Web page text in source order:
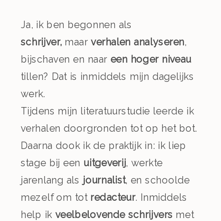
Ja, ik ben begonnen als
schrijver, maarverhalen analyseren,
bijschaven en naar een hoger niveau
tillen? Dat is inmiddels mijn dagelijks
werk.
Tijdens mijn literatuurstudie leerde ik
verhalen doorgronden tot op het bot.
Daarna dook ik de praktijk in: ik liep
stage bij een uitgeverij, werkte
jarenlang als journalist, en schoolde
mezelf om totredacteur. Inmiddels
help ik veelbelovende schrijvers met